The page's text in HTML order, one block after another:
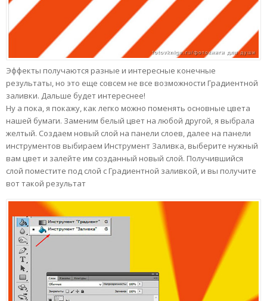
Эффекты получаются разные и интересные конечные
результаты, но это еще совсем не все возможности Градиентной
заливки. Дальше будет интереснее!
Ну а пока, я покажу, как легко можно поменять основные цвета
нашей бумаги. Заменим белый цвет на любой другой, я выбрала
желтый. Создаем новый слой на панели слоев, далее на панели
инструментов выбираем Инструмент Заливка, выберите нужный
вам цвет и залейте им созданный новый слой. Получившийся
слой поместите под слой с Градиентной заливкой, и вы получите
вот такой результат